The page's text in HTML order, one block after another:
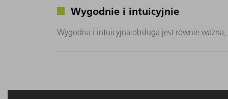
Wygodnie i intuicyjnie
Wygodna i intuicyjna obsługa jest równie